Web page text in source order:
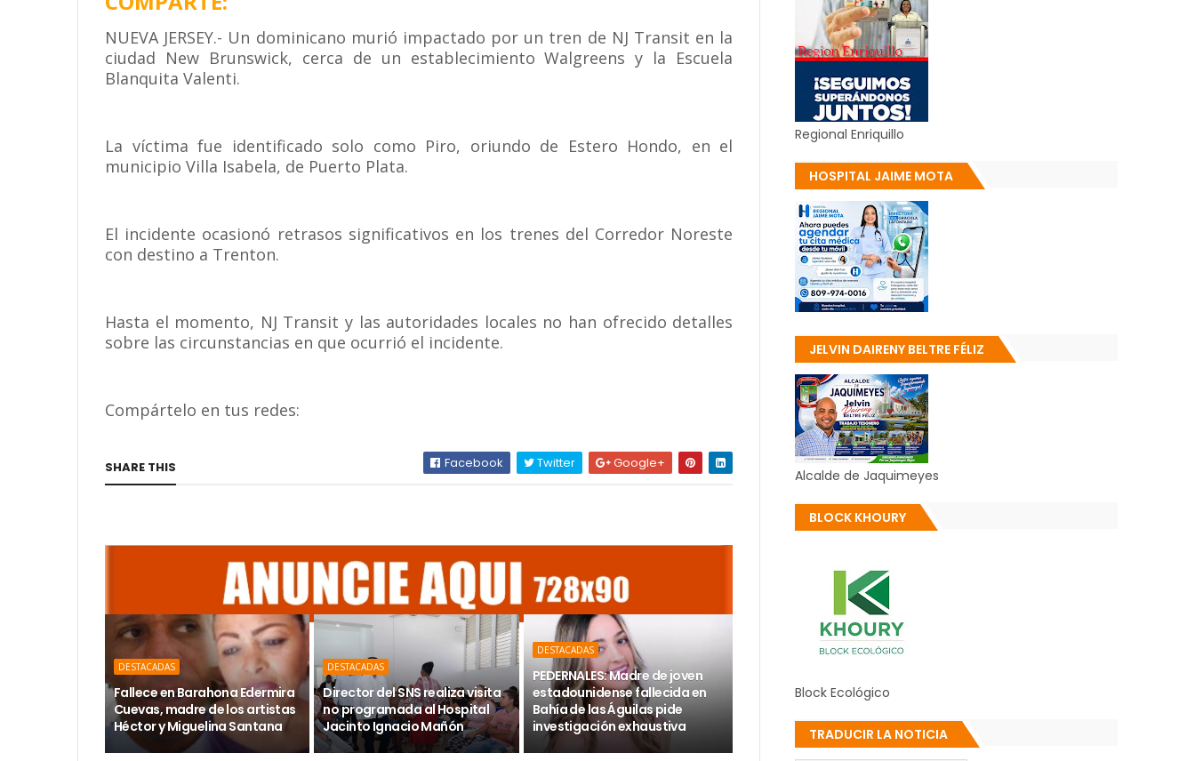
NUEVA JERSEY.- Un dominicano murió impactado por un tren de NJ Transit en la
ciudad New Brunswick, cerca de un establecimiento Walgreens y la Escuela
Blanquita Valenti.
La víctima fue identificado solo como Piro, oriundo de Estero Hondo, en el
municipio Villa Isabela, de Puerto Plata.
El incidente ocasionó retrasos significativos en los trenes del Corredor Noreste
con destino a Trenton.
Hasta el momento, NJ Transit y las autoridades locales no han ofrecido detalles
sobre las circunstancias en que ocurrió el incidente.
Compártelo en tus redes:
SHARE THIS Facebook Twitter Google+
DESTACADAS
Fallece en Barahona Edermira
Cuevas, madre de los artistas
Héctor y Miguelina Santana
DESTACADAS
Director del SNS realiza visita
no programada al Hospital
Jacinto Ignacio Mañón
DESTACADAS
PEDERNALES: Madre de joven
estadounidense fallecida en
Bahía de las Águilas pide
investigación exhaustiva
Regional Enriquillo
HOSPITAL JAIME MOTA
JELVIN DAIRENY BELTRE FÉLIZ
Alcalde de Jaquimeyes
BLOCK KHOURY
Block Ecológico
TRADUCIR LA NOTICIA